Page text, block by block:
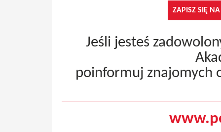
ZAPISZ SIĘ
Jeśli jesteś
poinformuj znajomych